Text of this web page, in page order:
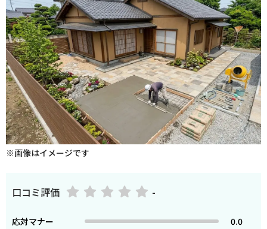
※画像はイメージです
口コミ評価 -
応対マナー
0.0